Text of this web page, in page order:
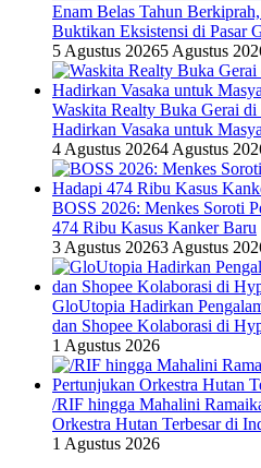
Enam Belas Tahun
Buktikan Eksistensi di Pasar
5 Agustus 20265 Agustus
Waskita Realty Buka Gerai
Hadirkan Vasaka untuk
4 Agustus 20264 Agustus
BOSS 2026: Menkes Soroti
474 Ribu Kasus Kanker Baru
3 Agustus 20263 Agustus
GloUtopia Hadirkan
dan Shopee Kolaborasi di
1 Agustus 2026
/RIF hingga Mahalini
Orkestra Hutan Terbesar di
1 Agustus 2026